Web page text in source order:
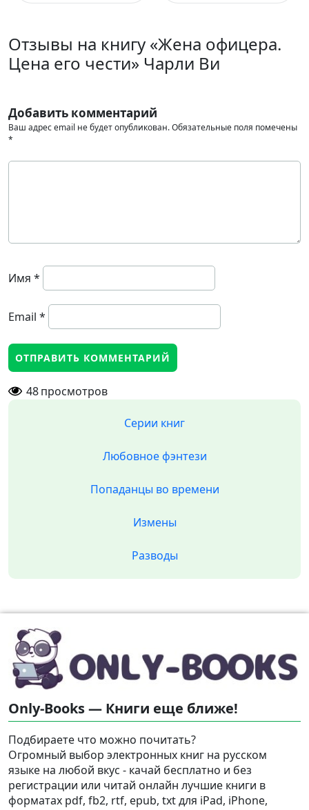
Отзывы на книгу «Жена офицера.
Цена его чести» Чарли Ви
Добавить комментарий
Ваш адрес email не будет опубликован.Обязательные поля помечены
*
Имя *
Email *
48просмотров
Серии книг
Любовное фэнтези
Попаданцы во времени
Измены
Разводы
Only-Books — Книги еще ближе!
Подбираете что можно почитать?
Огромный выбор электронных книг на русском
языке на любой вкус - качай бесплатно и без
регистрации или читай онлайн лучшие книги в
форматах pdf, fb2, rtf, epub, txt для iPad, iPhone,